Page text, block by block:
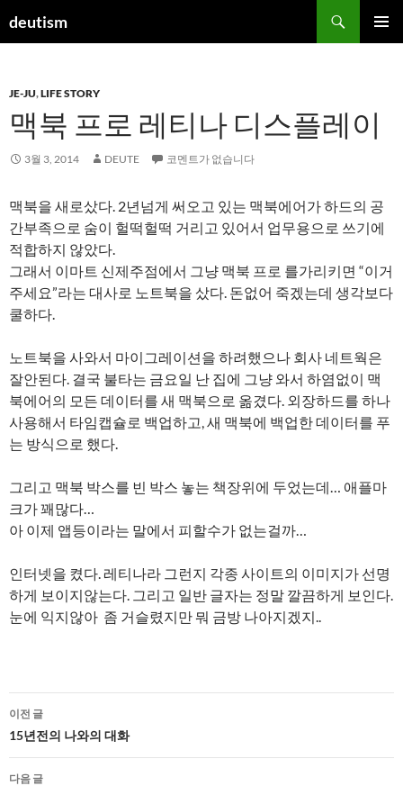
텐
건
너
기
deutism
색
JE-JU,LIFE STORY
맥북 프로 레티나 디스플레이
3월 3, 2014 DEUTE 코멘트가 없습니다
맥북을 새로샀다. 2년넘게 써오고 있는 맥북에어가 하드의 공
간부족으로 숨이 헐떡헐떡 거리고 있어서 업무용으로 쓰기에
적합하지 않았다.
그래서 이마트 신제주점에서 그냥 맥북 프로 를가리키면 “이거
주세요”라는 대사로 노트북을 샀다. 돈없어 죽겠는데 생각보다
쿨하다.
노트북을 사와서 마이그레이션을 하려했으나 회사 네트웍은
잘안된다. 결국 불타는 금요일 난 집에 그냥 와서 하염없이 맥
북에어의 모든 데이터를 새 맥북으로 옮겼다. 외장하드를 하나
사용해서 타임캡슐로 백업하고, 새 맥북에 백업한 데이터를 푸
는 방식으로 했다.
그리고 맥북 박스를 빈 박스 놓는 책장위에 두었는데… 애플마
크가 꽤많다…
아 이제 앱등이라는 말에서 피할수가 없는걸까…
인터넷을 켰다. 레티나라 그런지 각종 사이트의 이미지가 선명
하게 보이지않는다. 그리고 일반 글자는 정말 깔끔하게 보인다.
눈에 익지않아 좀 거슬렸지만 뭐 금방 나아지겠지..
글
네
비
이전 글
15년전의 나와의 대화
다음 글